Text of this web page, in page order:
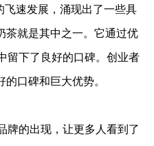
速发展，涌现出了一些具
茶就是其中之一。它通过优
留下了良好的口碑。创业者
口碑和巨大优势。
的出现，让更多人看到了